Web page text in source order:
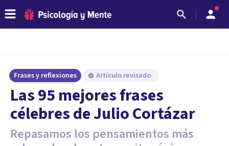
Frases y reflexiones Artículo revisado
Las 95 mejores frases
célebres de Julio Cortázar
Repasamos los pensamientos más